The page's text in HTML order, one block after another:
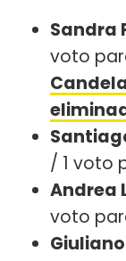
Sandra
voto
/ 1 voto
Andrea
voto